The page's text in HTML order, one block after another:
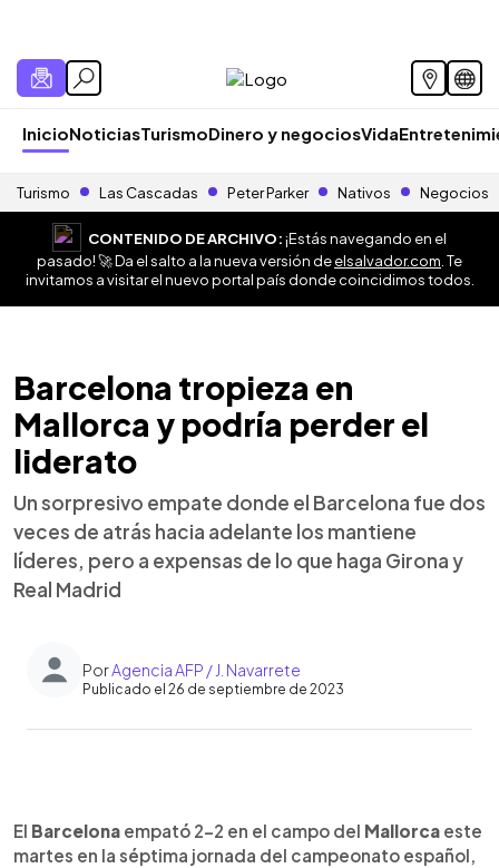
InicioNoticiasTurismoDinero y negociosVida
Turismo Las Cascadas Peter Parker Nativos Negocios
CONTENIDO DE ARCHIVO:¡Estás navegando en el
pasado! 🚀 Da el salto a la nueva versión deelsalvador.com . Te
invitamos a visitar el nuevo portal país donde coincidimos todos.
Barcelona tropieza en
Mallorca y podría perder el
liderato
Un sorpresivo empate donde el Barcelona fue dos
veces de atrás hacia adelante los mantiene
líderes, pero a expensas de lo que haga Girona y
Real Madrid
PorAgencia AFP / J. Navarrete
Publicado el 26 de septiembre de 2023
Escuchar artículo
El Barcelona empató 2-2 en el campo del Mallorca este
martes en la séptima jornada del campeonato español,